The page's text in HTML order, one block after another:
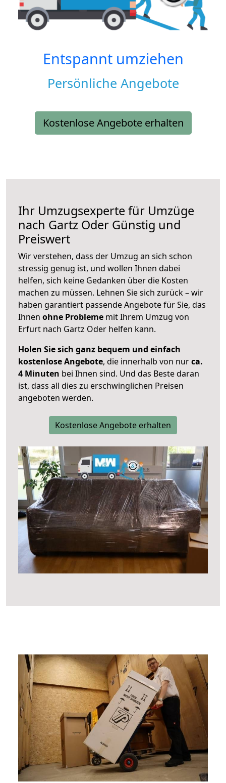
Entspannt umziehen
Persönliche Angebote
Kostenlose Angebote erhalten
Ihr Umzugsexperte für Umzüge
nach Gartz Oder Günstig und
Preiswert
Wir verstehen, dass der Umzug an sich schon
stressig genug ist, und wollen Ihnen dabei
helfen, sich keine Gedanken über die Kosten
machen zu müssen. Lehnen Sie sich zurück – wir
haben garantiert passende Angebote für Sie, das
Ihnen ohne Probleme mit Ihrem Umzug von
Erfurt nach Gartz Oder helfen kann.
Holen Sie sich ganz bequem und einfach
kostenlose Angebote, die innerhalb von nurca.
4 Minuten bei Ihnen sind. Und das Beste daran
ist, dass all dies zu erschwinglichen Preisen
angeboten werden.
Kostenlose Angebote erhalten